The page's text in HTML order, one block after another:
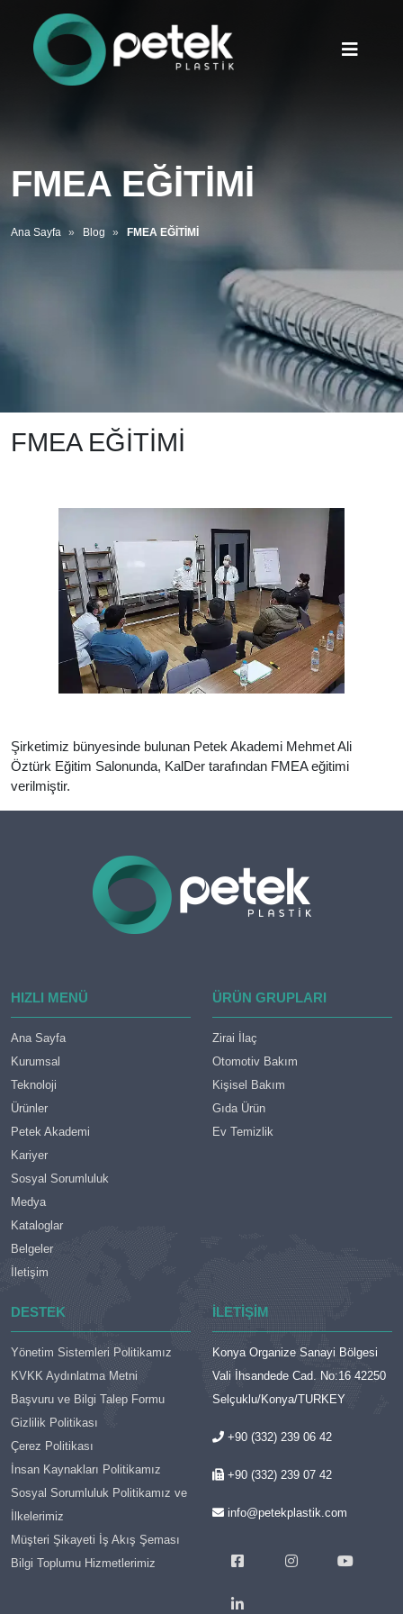
FMEA EĞİTİMİ
Ana Sayfa Blog FMEA EĞİTİMİ
FMEA EĞİTİMİ
Şirketimiz bünyesinde bulunan Petek Akademi Mehmet Ali
Öztürk Eğitim Salonunda, KalDer tarafından FMEA eğitimi
verilmiştir.
HIZLI MENÜ
Ana Sayfa
Kurumsal
Teknoloji
Ürünler
Petek Akademi
Kariyer
Sosyal Sorumluluk
Medya
Kataloglar
Belgeler
İletişim
ÜRÜN GRUPLARI
Zirai İlaç
Otomotiv Bakım
Kişisel Bakım
Gıda Ürün
Ev Temizlik
DESTEK
Yönetim Sistemleri Politikamız
KVKK Aydınlatma Metni
Başvuru ve Bilgi Talep Formu
Gizlilik Politikası
Çerez Politikası
İnsan Kaynakları Politikamız
Sosyal Sorumluluk Politikamız ve
İlkelerimiz
Müşteri Şikayeti İş Akış Şeması
Bilgi Toplumu Hizmetlerimiz
İLETIŞIM
Konya Organize Sanayi Bölgesi
Vali İhsandede Cad. No:16 42250
Selçuklu/Konya/TURKEY
+90 (332) 239 06 42
+90 (332) 239 07 42
info@petekplastik.com